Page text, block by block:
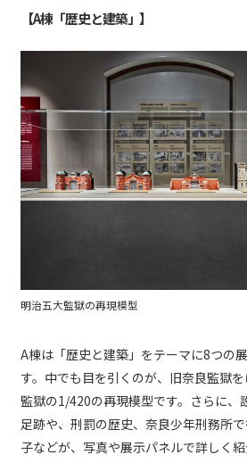
【A棟「歴史と建築」】
明治五大監獄の再現模型
A棟は「歴史と建築」をテーマに8つの
す。中でも目を引くのが、旧奈良監獄
監獄の1/420の再現模型です。さらに、
足跡や、刑罰の歴史、奈良少年刑務所
子などが、写真や展示パネルで詳しく紹